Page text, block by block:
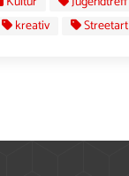
kreativ Streetart